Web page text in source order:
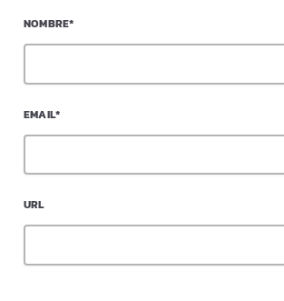
NOMBRE*
EMAIL*
URL